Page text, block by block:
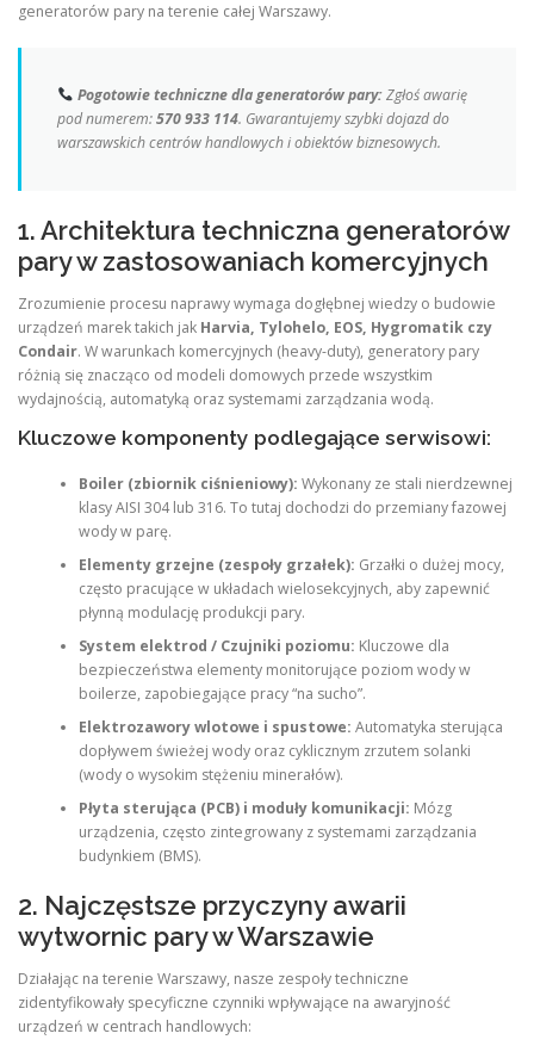
generatorów pary na terenie całej Warszawy.
Pogotowie techniczne dla generatorów pary:Zgłoś awarię
pod numerem:570 933 114. Gwarantujemy szybki dojazd do
warszawskich centrów handlowych i obiektów biznesowych.
1. Architektura techniczna generatorów
pary w zastosowaniach komercyjnych
Zrozumienie procesu naprawy wymaga dogłębnej wiedzy o budowie
urządzeń marek takich jak Harvia, Tylohelo, EOS, Hygromatik czy
Condair. W warunkach komercyjnych (heavy-duty), generatory pary
różnią się znacząco od modeli domowych przede wszystkim
wydajnością, automatyką oraz systemami zarządzania wodą.
Kluczowe komponenty podlegające serwisowi:
Boiler (zbiornik ciśnieniowy): Wykonany ze stali nierdzewnej
klasy AISI 304 lub 316. To tutaj dochodzi do przemiany fazowej
wody w parę.
Elementy grzejne (zespoły grzałek): Grzałki o dużej mocy,
często pracujące w układach wielosekcyjnych, aby zapewnić
płynną modulację produkcji pary.
System elektrod / Czujniki poziomu: Kluczowe dla
bezpieczeństwa elementy monitorujące poziom wody w
boilerze, zapobiegające pracy “na sucho”.
Elektrozawory wlotowe i spustowe: Automatyka sterująca
dopływem świeżej wody oraz cyklicznym zrzutem solanki
(wody o wysokim stężeniu minerałów).
Płyta sterująca (PCB) i moduły komunikacji: Mózg
urządzenia, często zintegrowany z systemami zarządzania
budynkiem (BMS).
2. Najczęstsze przyczyny awarii
wytwornic pary w Warszawie
Działając na terenie Warszawy, nasze zespoły techniczne
zidentyfikowały specyficzne czynniki wpływające na awaryjność
urządzeń w centrach handlowych: